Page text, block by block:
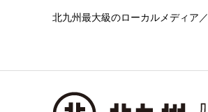
北九州最大級のローカルメディア